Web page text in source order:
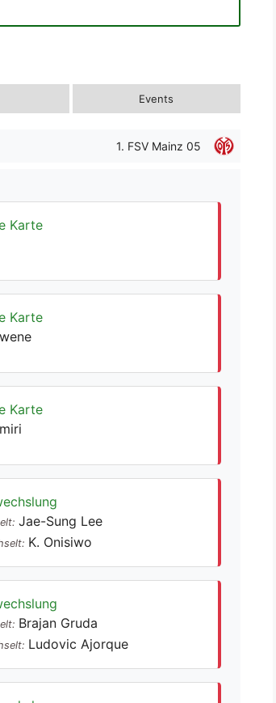
Events
1. FSV Mainz 05
Karte
Karte
Karte
Jae-Sung Lee
K. Onisiwo
Brajan Gruda
Ludovic Ajorque